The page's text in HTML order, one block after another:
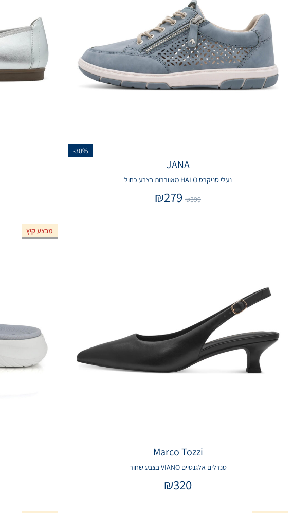
-30%
JANA
נעלי סניקרס HALO מאווררות בצבע כחול
₪399
₪279
Marco Tozzi
סנדלים אלגנטיים VIANO בצבע שחור
₪320
מבצע קיץ
אזל המלאי